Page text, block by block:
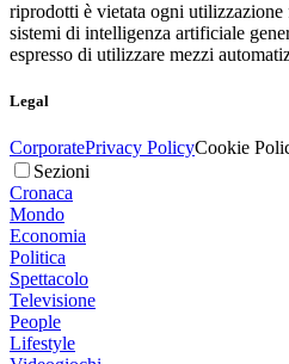
riprodotti è vietata ogni utilizzazione
sistemi di intelligenza artificiale
espresso di utilizzare mezzi
Legal
CorporatePrivacy PolicyCookie
Sezioni
Cronaca
Mondo
Economia
Politica
Spettacolo
Televisione
People
Lifestyle